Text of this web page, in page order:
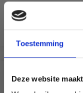
Toestemming
Deze website
superwash / 25%
EUR 8.30
Voir toutes les
SIMILAIRE À CECI